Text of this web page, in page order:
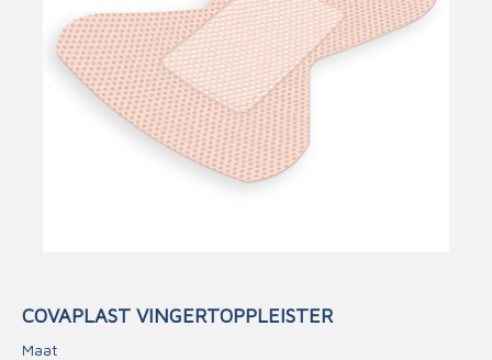
COVAPLAST VINGERTOPPLEISTER
Maat